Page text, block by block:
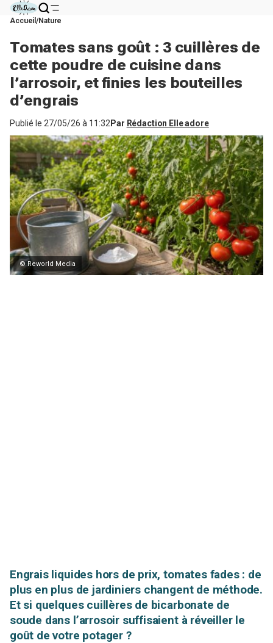
Accueil Nature
Tomates sans goût : 3 cuillères de
cette poudre de cuisine dans
l’arrosoir, et finies les bouteilles
d’engrais
Publié le 27/05/26 à 11:32 Par Rédaction Elle adore
© Reworld Media
Engrais liquides hors de prix, tomates fades : de
plus en plus de jardiniers changent de méthode.
Et si quelques cuillères de bicarbonate de
soude dans l’arrosoir suffisaient à réveiller le
goût de votre potager ?